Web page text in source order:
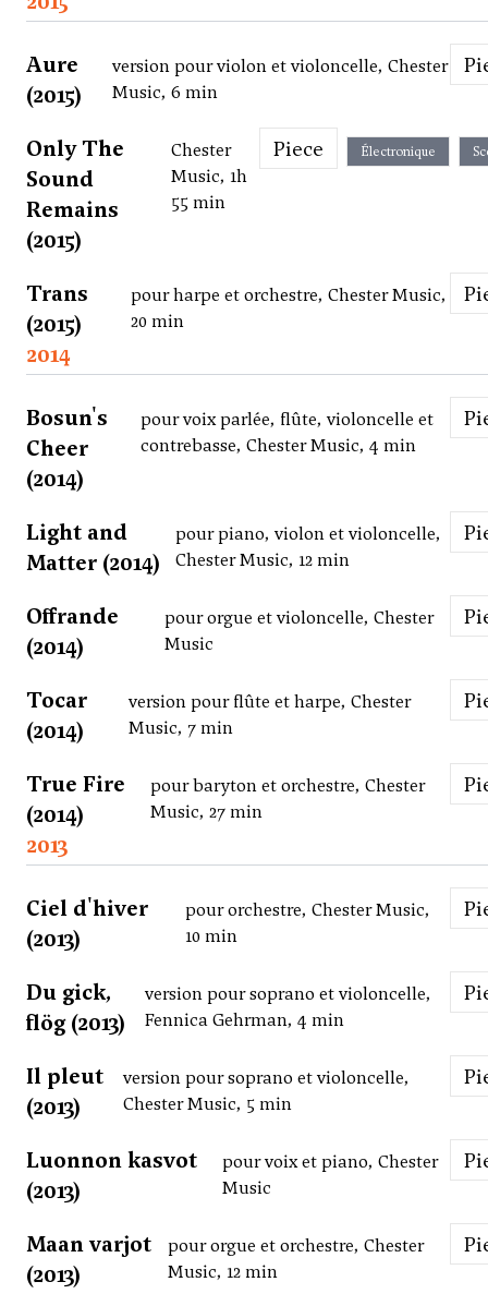
Aure
(2015)
version pour violon et violoncelle, Chester
Music, 6 min
Only The
Sound
Remains
(2015)
Chester
Music, 1h
55 min
Piece Électronique
Trans
(2015)
pour harpe et orchestre, Chester Music,
20 min
2014
Bosun's
Cheer
(2014)
pour voix parlée, flûte, violoncelle et
contrebasse, Chester Music, 4 min
Light and
Matter (2014)
pour piano, violon et violoncelle,
Chester Music, 12 min
Offrande
(2014)
pour orgue et violoncelle, Chester
Music
Tocar
(2014)
version pour flûte et harpe, Chester
Music, 7 min
True Fire
(2014)
pour baryton et orchestre, Chester
Music, 27 min
2013
Ciel d'hiver
(2013)
pour orchestre, Chester Music,
10 min
Du gick,
flög (2013)
version pour soprano et violoncelle,
Fennica Gehrman, 4 min
Il pleut
(2013)
version pour soprano et violoncelle,
Chester Music, 5 min
Luonnon kasvot
(2013)
pour voix et piano, Chester
Music
Maan varjot
(2013)
pour orgue et orchestre, Chester
Music, 12 min